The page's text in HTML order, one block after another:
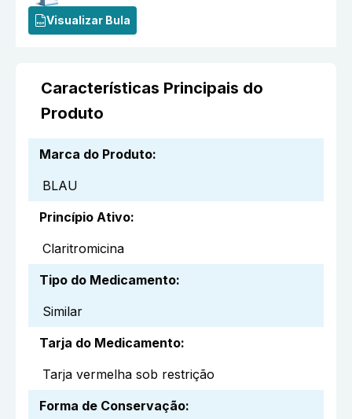
Visualizar Bula
Características Principais do
Produto
Marca do Produto:
BLAU
Princípio Ativo:
Claritromicina
Tipo do Medicamento:
Similar
Tarja do Medicamento:
Tarja vermelha sob restrição
Forma de Conservação: